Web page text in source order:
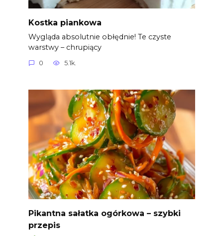
Kostka piankowa
Wygląda absolutnie obłędnie! Te czyste
warstwy – chrupiący
0 5.1k.
Pikantna sałatka ogórkowa – szybki
przepis